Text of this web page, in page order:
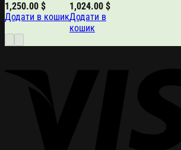
1,250.00 $
Додати в кошик
1,024.00 $
Додати в
кошик